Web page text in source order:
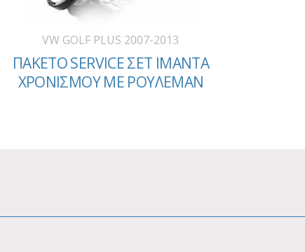
VW GOLF PLUS 2007-2013
ΠΑΚΕΤΟ SERVICE ΣΕΤ ΙΜΑΝΤΑ
ΧΡΟΝΙΣΜΟΥ ΜΕ ΡΟΥΛΕΜΑΝ